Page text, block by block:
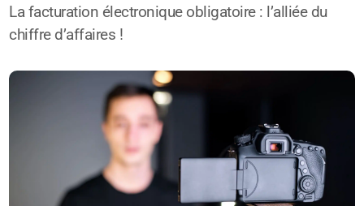
La facturation électronique obligatoire : l’alliée du
chiffre d’affaires !